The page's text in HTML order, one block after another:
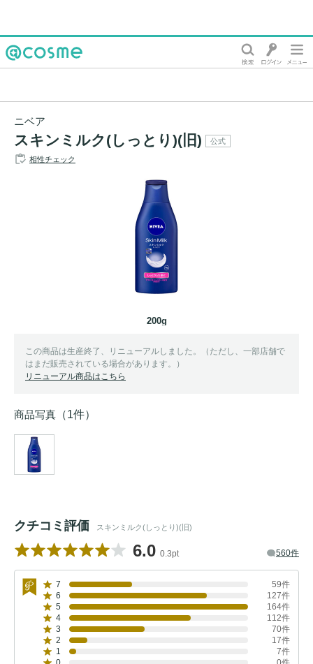
ニベア
スキンミルク(しっとり)(旧) 公式
相性チェック
200g
この商品は生産終了、リニューアルしました。（ただし、一部店舗で
はまだ販売されている場合があります。）
リニューアル商品はこちら
商品写真 （1件）
クチコミ評価 スキンミルク(しっとり)(旧)
6.0 0.3pt 560件
7
59件
6
127件
5
164件
4
112件
3
70件
2
17件
1
7件